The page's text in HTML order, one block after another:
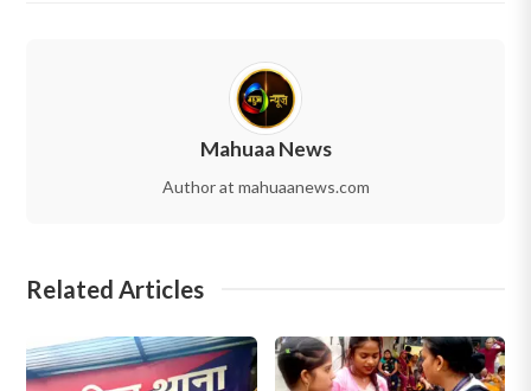
Mahuaa News
Author at mahuaanews.com
Related Articles